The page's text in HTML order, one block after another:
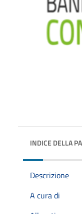
INDICE DELLA
Descrizione
A cura di